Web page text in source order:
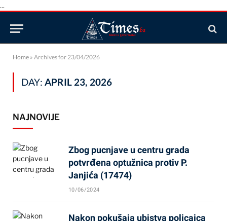
...
Home » Archives for 23/04/2026
DAY: APRIL 23, 2026
NAJNOVIJE
Zbog pucnjave u centru grada
potvrđena optužnica protiv P.
Janjića (17474)
10/06/2024
Nakon pokušaja ubistva policajca